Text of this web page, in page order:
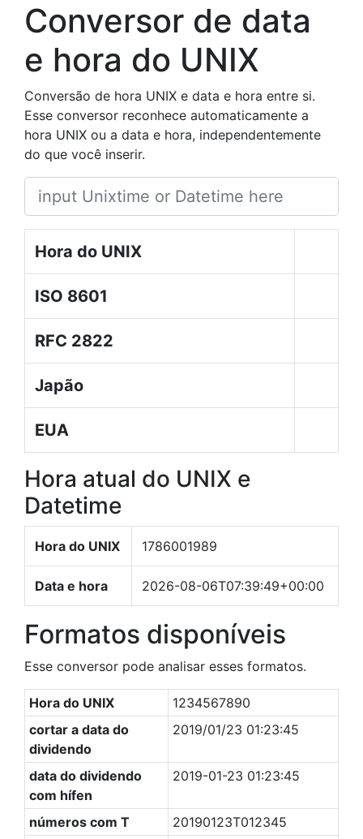
Conversor de data
e hora do UNIX
Conversão de hora UNIX e data e hora entre si.
Esse conversor reconhece automaticamente a
hora UNIX ou a data e hora, independentemente
do que você inserir.
Hora do UNIX
ISO 8601
RFC 2822
Japão
EUA
Hora atual do UNIX e
Datetime
Hora do UNIX 1786001989
Data e hora 2026-08-06T07:39:49+00:00
Formatos disponíveis
Esse conversor pode analisar esses formatos.
Hora do UNIX
1234567890
cortar a data do
dividendo
2019/01/23 01:23:45
data do dividendo
com hífen
2019-01-23 01:23:45
números com T
20190123T012345